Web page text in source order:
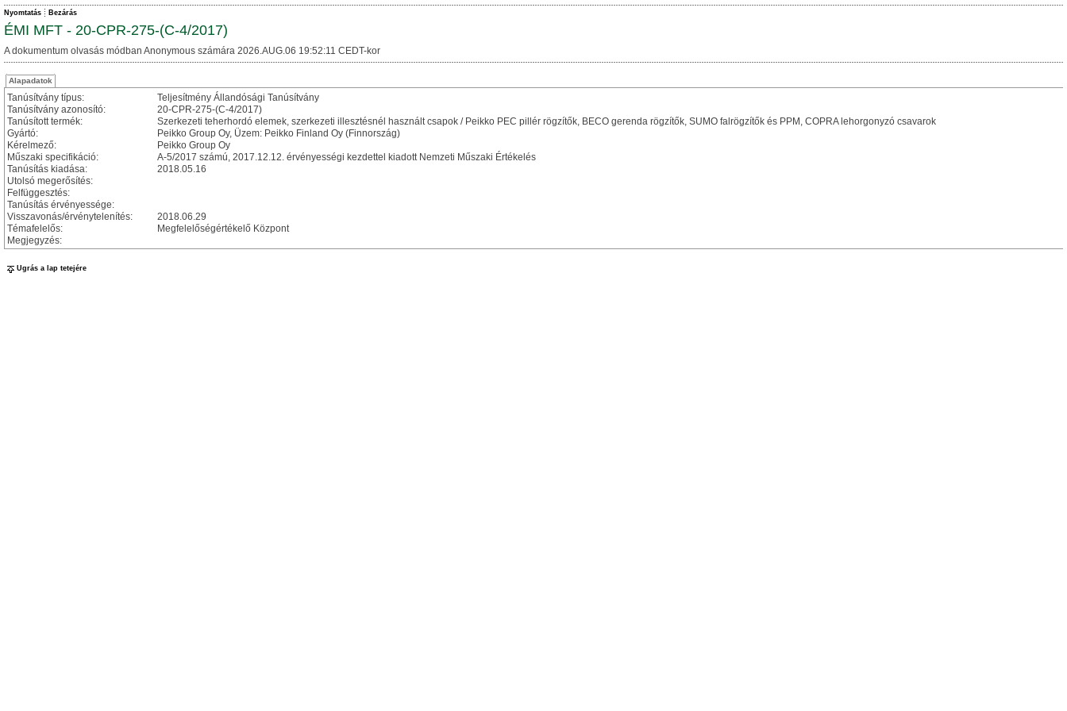
Nyomtatás Bezárás
ÉMI MFT - 20-CPR-275-(C-4/2017)
A dokumentum olvasás módban Anonymous számára 2026.AUG.06 19:52:11 CEDT-kor
Alapadatok
Tanúsítvány típus:
Teljesítmény Állandósági Tanúsítvány
Tanúsítvány azonosító:
20-CPR-275-(C-4/2017)
Tanúsított termék:
Szerkezeti teherhordó elemek, szerkezeti illesztésnél használt csapok / Peikko PEC pillér rögzítők, BECO gerenda rögzítők, SUMO falrögzítők és PPM, COPRA lehorgonyzó csavarok
Gyártó:
Peikko Group Oy, Üzem: Peikko Finland Oy (Finnország)
Kérelmező:
Peikko Group Oy
Műszaki specifikáció:
A-5/2017 számú, 2017.12.12. érvényességi kezdettel kiadott Nemzeti Műszaki Értékelés
Tanúsítás kiadása:
2018.05.16
Utolsó megerősítés:
Felfüggesztés:
Tanúsítás érvényessége:
Visszavonás/érvénytelenítés:
2018.06.29
Témafelelős:
Megfelelőségértékelő Központ
Megjegyzés:
Ugrás a lap tetejére